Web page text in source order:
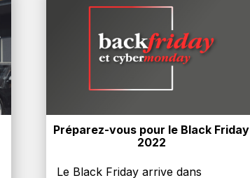
Préparez-vous pour le Black Friday
2022
Le Black Friday arrive dans